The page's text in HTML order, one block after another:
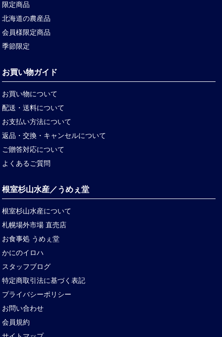
限定商品
北海道の農産品
会員様限定商品
季節限定
お買い物ガイド
お買い物について
配送・送料について
お支払い方法について
返品・交換・キャンセルについて
ご贈答対応について
よくあるご質問
根室杉山水産／うめぇ堂
根室杉山水産について
札幌場外市場 直売店
お食事処 うめぇ堂
かにのイロハ
スタッフブログ
特定商取引法に基づく表記
プライバシーポリシー
お問い合わせ
会員規約